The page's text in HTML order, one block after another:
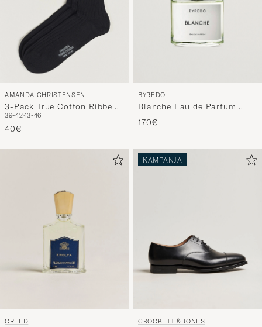
sopivan
tuotteille
AMANDA CHRISTENSEN
3-Pack True Cotton Ribbed
Socks Black
39-4243-46
40€
BYREDO
Blanche Eau de Parfum
50ml
170€
CREED
KAMPANJA
CROCKETT & JONES